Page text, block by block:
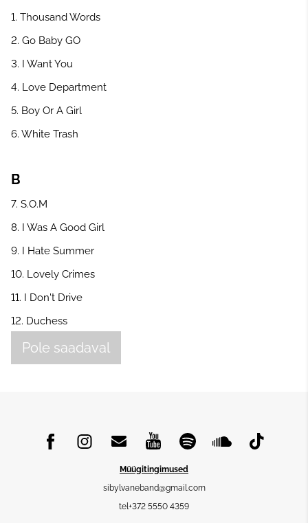
1. Thousand Words
2. Go Baby GO
3. I Want You
4. Love Department
5. Boy Or A Girl
6. White Trash
B
7. S.O.M
8. I Was A Good Girl
9. I Hate Summer
10. Lovely Crimes
11. I Don't Drive
12. Duchess
Pole saadaval
Müügitingimused
sibylvaneband@gmail.com
tel+372 5550 4359